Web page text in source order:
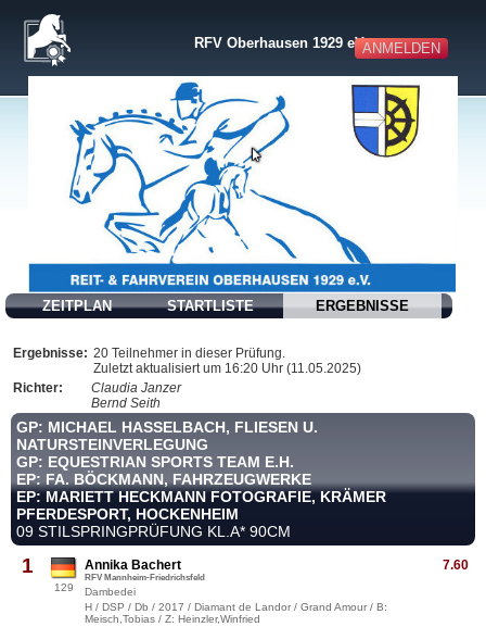
ANMELDEN
RFV Oberhausen 1929 eV
ZEITPLAN STARTLISTE ERGEBNISSE
Ergebnisse: 20 Teilnehmer in dieser Prüfung.
Zuletzt aktualisiert um 16:20 Uhr (11.05.2025)
Richter:
Claudia Janzer
Bernd Seith
GP: MICHAEL HASSELBACH, FLIESEN U.
NATURSTEINVERLEGUNG
GP: EQUESTRIAN SPORTS TEAM E.H.
EP: FA. BÖCKMANN, FAHRZEUGWERKE
EP: MARIETT HECKMANN FOTOGRAFIE, KRÄMER
PFERDESPORT, HOCKENHEIM
09 STILSPRINGPRÜFUNG KL.A* 90CM
1
129
7.60
Annika Bachert
RFV Mannheim-Friedrichsfeld
Dambedei
H / DSP / Db / 2017 / Diamant de Landor / Grand Amour / B:
Meisch,Tobias / Z: Heinzler,Winfried